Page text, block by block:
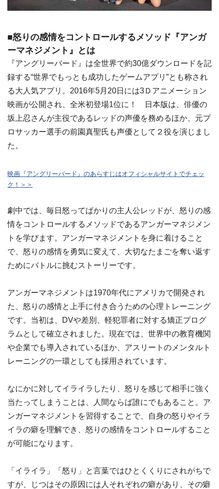
■怒りの感情をコントロールするメソッド『アンガ
ーマネジメント』とは
『アングリーバード』は全世界で約30億ダウンロードを記
録する“世界でもっとも成功したゲームアプリ”とも称され
る大人気アプリ。2016年5月20日には3Ｄアニメーション
映画が公開され、全米初登場1位に！ 日本版は、俳優の
坂上忍さんが主役であるレッドの声優を務めるほか、元プ
ロサッカー選手の前園真聖氏も声優として２役を演じまし
た。
映画『アングリーバード』のあらすじはオフィシャルサイトでチェッ
ク！＞＞
劇中では、毎日怒ってばかりの主人公レッドが、怒りの感
情をコントロールするメソッドであるアンガーマネジメン
トを学びます。アンガーマネジメントを身に着けること
で、怒りの感情を勇気に変えて、大切なたまごを奪い返す
ためにバトルに挑むストーリーです。
アンガーマネジメントは1970年代にアメリカで開発され
た、怒りの感情と上手に付き合うための心理トレーニング
です。当初は、DVや差別、軽犯罪者に対する矯正プログ
ラムとして確立されました。現在では、世界中の教育機関
や企業でも導入されているほか、アスリートのメンタルト
レーニングの一環としても採用されています。
なにかに対してイライラしたり、怒りを感じて相手に強く
当たってしまうことは、人間ならば誰にでもあること。ア
ンガーマネジメントを習得することで、自身の怒りやイラ
イラの癖を理解でき、怒りの感情をコントロールすること
が可能になります。
「イライラ」「怒り」と言葉ではひとくくりにされがちで
すが、じつはその原因には人それぞれの癖があり、その癖